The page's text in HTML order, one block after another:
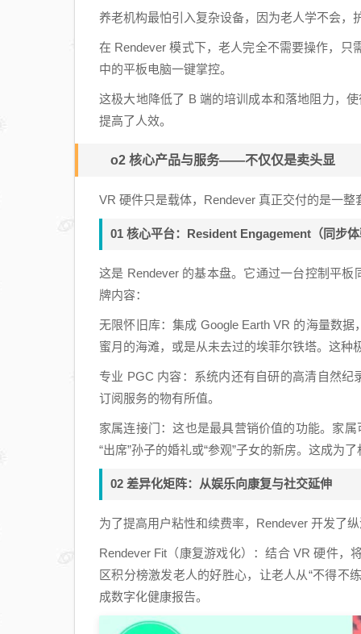
养老机构最怕引入复杂设备，因为老人学不会，
在 Rendever 模式下，老人完全不需要操作，
中的平板电脑一键掌控。
这极大地降低了 B 端的培训成本和落地阻力，
提高了人效。
o2 核心产品与服务——不仅仅是卖头显
VR 硬件只是载体，Rendever 真正交付的是一整
01 核心平台：Resident Engagement（同步
这是 Rendever 的基本盘。它通过一台控制平
牌内容：
无限怀旧库：集成 Google Earth VR 的海量数
蜜月的海滩，或是从未去过的埃菲尔铁塔。这种
专业 PGC 内容：系统内还有自研的高清自然纪
订阅服务的物有所值。
家属连接门：这也是最具营销价值的功能。家
“出席”孙子的婚礼或“参观”子女的新房。这成为
02 差异化矩阵：从娱乐向康复与社交延伸
为了提高用户粘性和续费率，Rendever 开发了
Rendever Fit（康复游戏化）：结合 VR 硬件，
区积分榜激发老人的好胜心，让老人从“不得不
成数字化健康报告。